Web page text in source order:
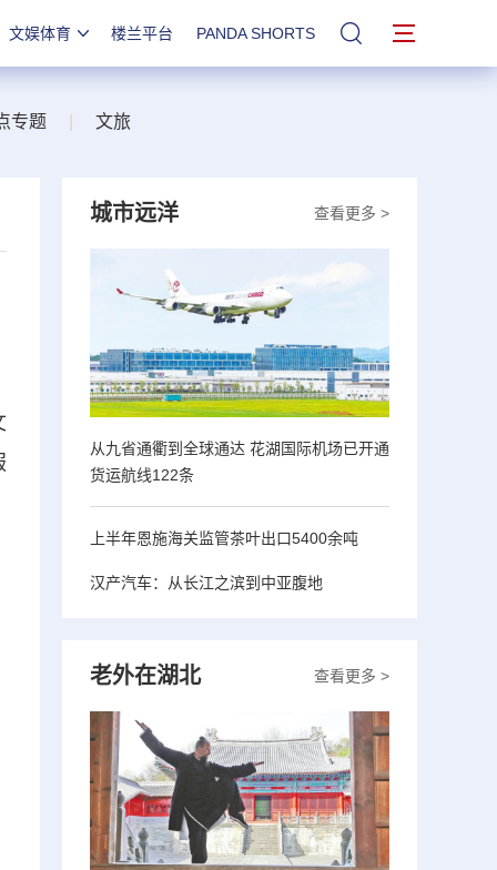
文娱体育 楼兰平台 PANDA SHORTS 站内搜索
专题 文旅
查看更多 >
城市远洋
从九省通衢到全球通达 花湖国际机场已开通
货运航线122条
上半年恩施海关监管茶叶出口5400余吨
汉产汽车：从长江之滨到中亚腹地
查看更多 >
老外在湖北